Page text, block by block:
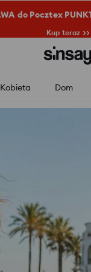
do Pocztex
Kup teraz >>
Kobieta Dom
wiskozy